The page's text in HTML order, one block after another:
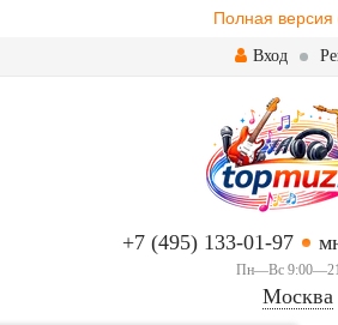
Полная версия
Вход
+7 (495) 133-01-97
Пн—Вс
Москва